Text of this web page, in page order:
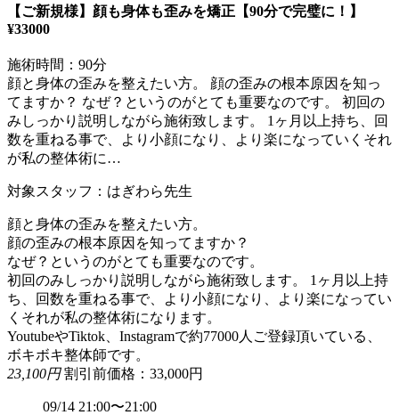
【ご新規様】顔も身体も歪みを矯正【90分で完璧に！】
¥33000
施術時間：90分
顔と身体の歪みを整えたい方。 顔の歪みの根本原因を知っ
てますか？ なぜ？というのがとても重要なのです。 初回の
みしっかり説明しながら施術致します。 1ヶ月以上持ち、回
数を重ねる事で、より小顔になり、より楽になっていくそれ
が私の整体術に…
対象スタッフ：はぎわら先生
顔と身体の歪みを整えたい方。
顔の歪みの根本原因を知ってますか？
なぜ？というのがとても重要なのです。
初回のみしっかり説明しながら施術致します。 1ヶ月以上持
ち、回数を重ねる事で、より小顔になり、より楽になってい
くそれが私の整体術になります。
YoutubeやTiktok、Instagramで約77000人ご登録頂いている、
ボキボキ整体師です。
23,100円 割引前価格：33,000円
09/14 21:00〜21:00